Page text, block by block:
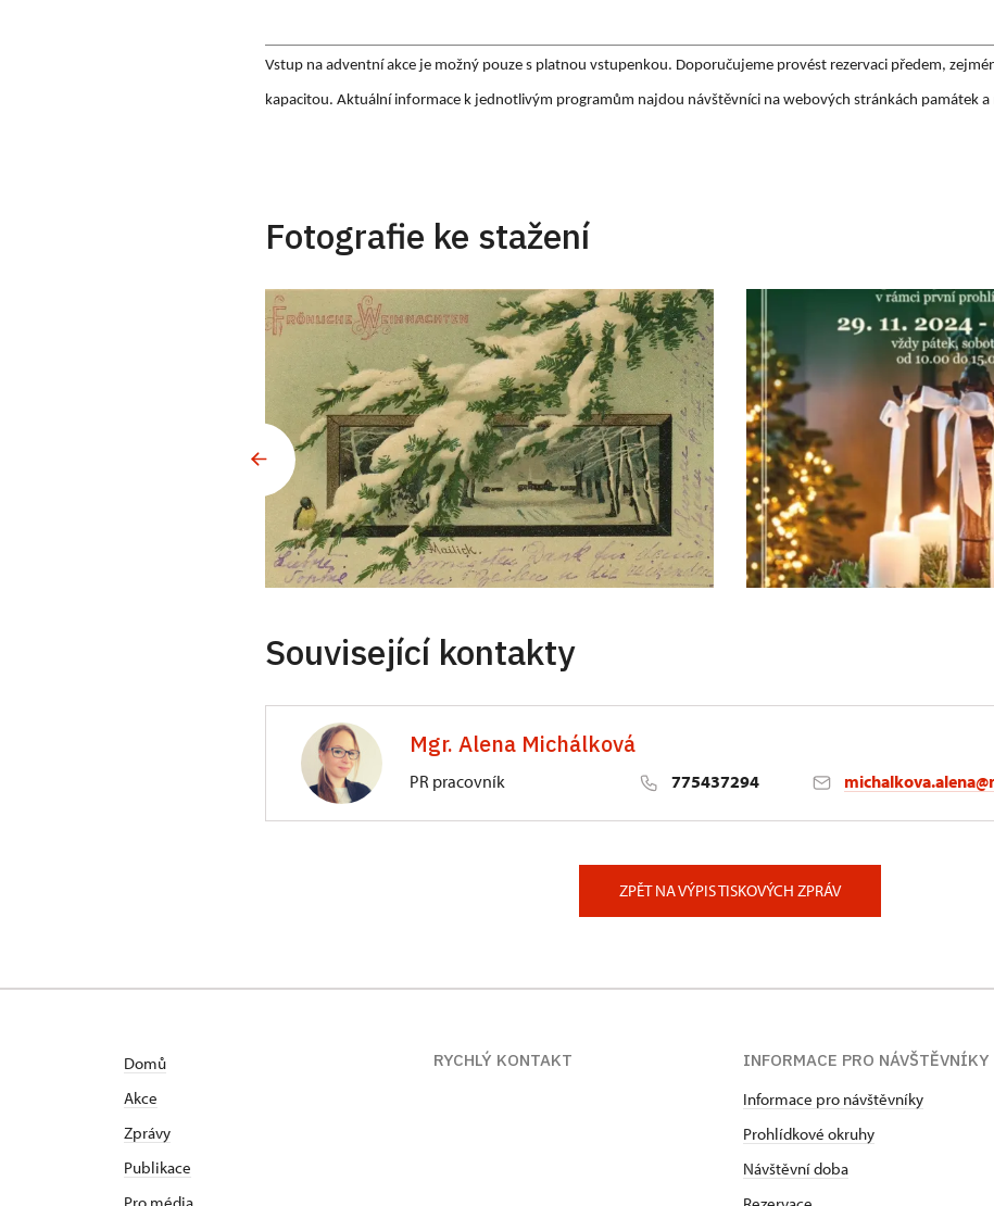
Vstup na adventní akce je možný pouze s platnou vstupenkou. Doporučujeme provést rezervaci předem,
kapacitou. Aktuální informace k jednotlivým programům najdou návštěvníci na webových stránkách památek
Fotografie ke stažení
Související kontakty
Mgr. Alena Michálková
PR pracovník 775437294
ZPĚT NA VÝPIS TISKOVÝCH ZPRÁV
Domů
Akce
Zprávy
Publikace
RYCHLÝ KONTAKT
INFORMACE PRO NÁVŠTĚVNÍKY
Informace pro návštěvníky
Prohlídkové okruhy
Návštěvní doba